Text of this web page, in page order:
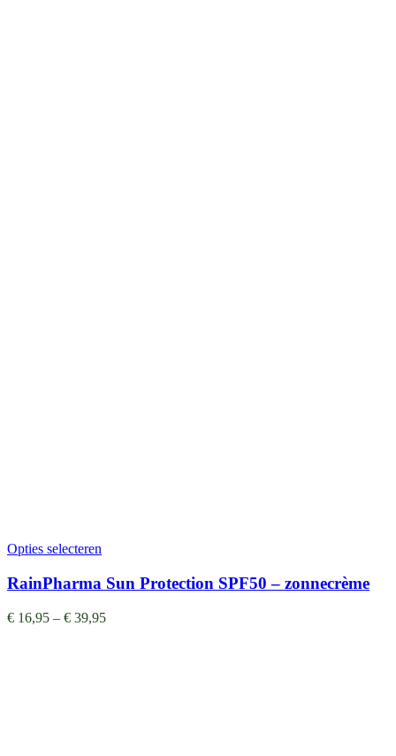
Opties selecteren
RainPharma Sun Protection SPF50 – zonnecrème
€ 16,95 – € 39,95